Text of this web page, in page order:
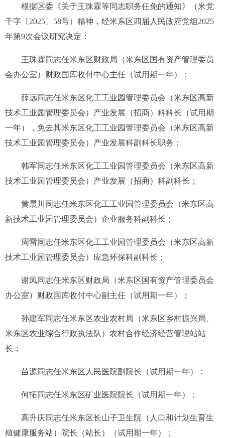
根据区委《关于王珠霖等同志职务任免的通知》（米党
干字〔2025〕58号）精神，经米东区四届人民政府党组2025
年第9次会议研究决定：
王珠霖同志任米东区财政局（米东区国有资产管理委员
会办公室）财政国库收付中心主任（试用期一年）；
薛远同志任米东区化工工业园管理委员会（米东区高新
技术工业园管理委员会）产业发展（招商）科科长（试用期
一年），免去其米东区化工工业园管理委员会（米东区高新
技术工业园管理委员会）产业发展科副科长职务；
韩军同志任米东区化工工业园管理委员会（米东区高新
技术工业园管理委员会）产业发展（招商）科副科长；
黄晨川同志任米东区化工工业园管理委员会（米东区高
新技术工业园管理委员会）企业服务科副科长；
周雷同志任米东区化工工业园管理委员会（米东区高新
技术工业园管理委员会）应急环保科副科长；
谢凤同志任米东区财政局（米东区国有资产管理委员会
办公室）财政国库收付中心副主任（试用期一年）；
孙建军同志任米东区农业农村局（米东区乡村振兴局、
米东区农业综合行政执法队）农村合作经济经营管理站站
长；
苗源同志任米东区人民医院副院长（试用期一年）；
何拓同志任米东区矿业医院院长（试用期一年）；
高升庆同志任米东区长山子卫生院（人口和计划生育生
殖健康服务站）院长（站长）（试用期一年）；